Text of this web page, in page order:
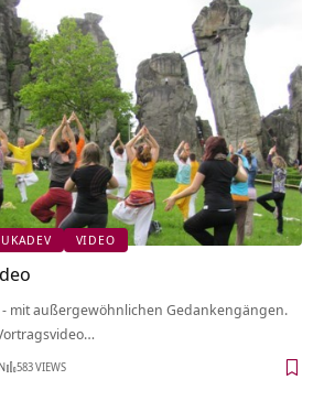
VIDEO
583 VIEWS